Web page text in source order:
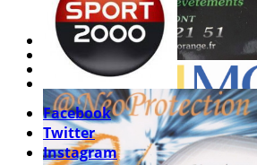
Facebook
Twitter
Instagram